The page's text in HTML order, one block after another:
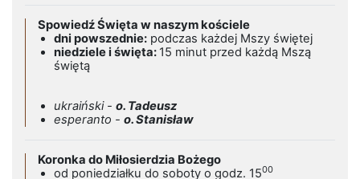
Spowiedź Święta w naszym kościele
dni powszednie: podczas każdej Mszy świętej
niedziele i święta: 15 minut przed każdą Mszą
świętą
ukraiński - o. Tadeusz
esperanto - o. Stanisław
Koronka do Miłosierdzia Bożego
od poniedziałku do soboty o godz. 1500